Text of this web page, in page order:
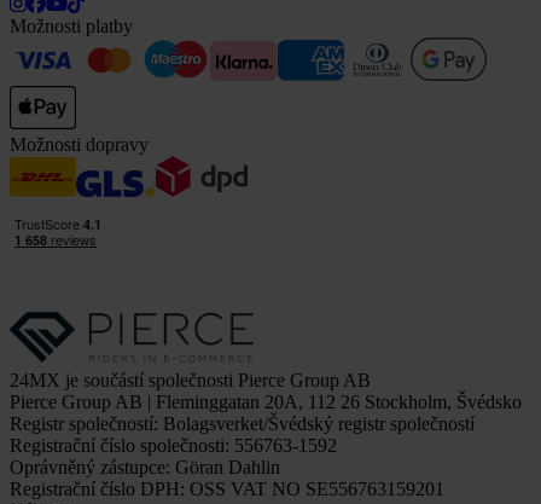
Možnosti platby
Možnosti dopravy
24MX je součástí společnosti Pierce Group AB
Pierce Group AB | Fleminggatan 20A, 112 26 Stockholm, Švédsko
Registr společností: Bolagsverket/Švédský registr společností
Registrační číslo společnosti: 556763-1592
Oprávněný zástupce: Göran Dahlin
Registrační číslo DPH: OSS VAT NO SE556763159201